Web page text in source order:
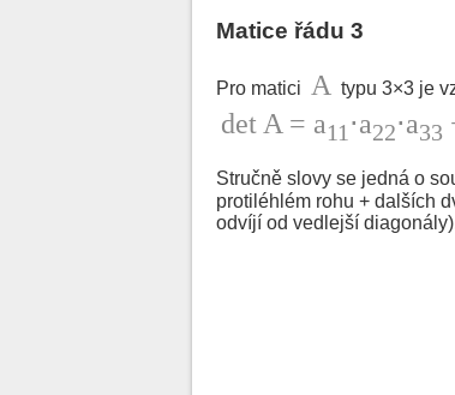
Matice řádu 3
Pro matici A typu 3×3 je
det A = a11 ⋅a22⋅a33
Stručně slovy se jedná o
protiléhlém rohu + dalších
odvíjí od vedlejší